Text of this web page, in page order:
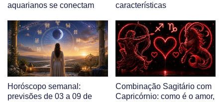
aquarianos se conectam
características
Horóscopo semanal:
previsões de 03 a 09 de
Combinação Sagitário com
Capricórnio: como é o amor,